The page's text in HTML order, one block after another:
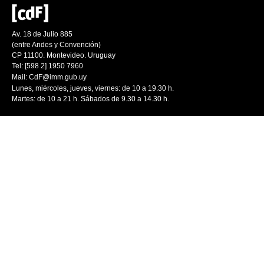
Av. 18 de Julio 885
(entre Andes y Convención)
CP 11100. Montevideo. Uruguay
Tel: [598 2] 1950 7960
Mail: CdF@imm.gub.uy
Lunes, miércoles, jueves, viernes: de 10 a 19.30 h.
Martes: de 10 a 21 h. Sábados de 9.30 a 14.30 h.